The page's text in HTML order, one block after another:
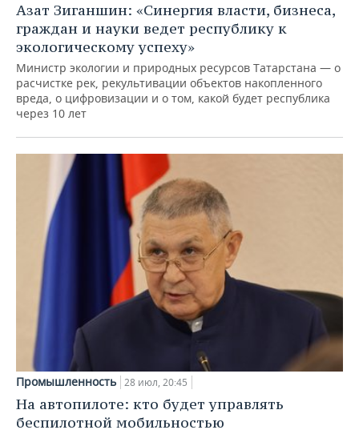
Азат Зиганшин: «Синергия власти, бизнеса,
граждан и науки ведет республику к
экологическому успеху»
Министр экологии и природных ресурсов Татарстана — о
расчистке рек, рекультивации объектов накопленного
вреда, о цифровизации и о том, какой будет республика
через 10 лет
Промышленность 28 июл, 20:45
На автопилоте: кто будет управлять
беспилотной мобильностью